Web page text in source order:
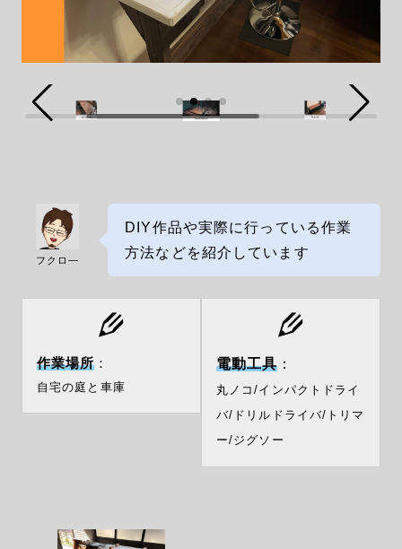
フクロ―
DIY作品や実際に行っている作業
方法などを紹介しています
作業場所 ：
自宅の庭と車庫
電動工具 ：
丸ノコ/インパクトドライ
バ/ドリルドライバ/トリマ
ー/ジグソー